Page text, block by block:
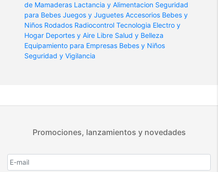
de Mamaderas Lactancia y Alimentacion Seguridad
para Bebes Juegos y Juguetes Accesorios Bebes y
Niños Rodados Radiocontrol Tecnologia Electro y
Hogar Deportes y Aire Libre Salud y Belleza
Equipamiento para Empresas Bebes y Niños
Seguridad y Vigilancia
Promociones, lanzamientos y novedades